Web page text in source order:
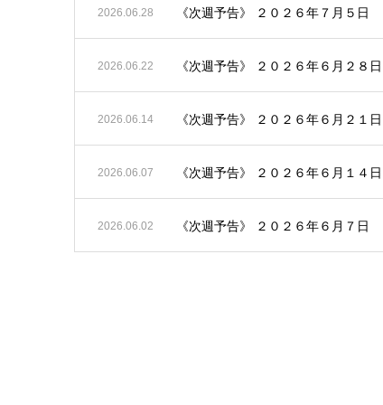
2026.06.28 《次週予告》 ２０２６年７月５日
2026.06.22 《次週予告》 ２０２６年６月２８日
2026.06.14 《次週予告》 ２０２６年６月２１日
2026.06.07 《次週予告》 ２０２６年６月１４日
2026.06.02 《次週予告》 ２０２６年６月７日